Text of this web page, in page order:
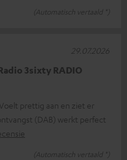
(Automatisch vertaald *)
3sixty RADIO
prettig aan en ziet er
(DAB) werkt perfect
(Automatisch vertaald *)
29.07.2026